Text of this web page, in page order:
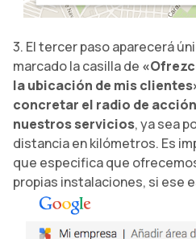
3. El tercer paso aparecerá
marcado la casilla de
la ubicación de mis
concretar el radio de
nuestros servicios, ya sea
distancia en kilómetros. Es
que especifica que
propias instalaciones, si ese